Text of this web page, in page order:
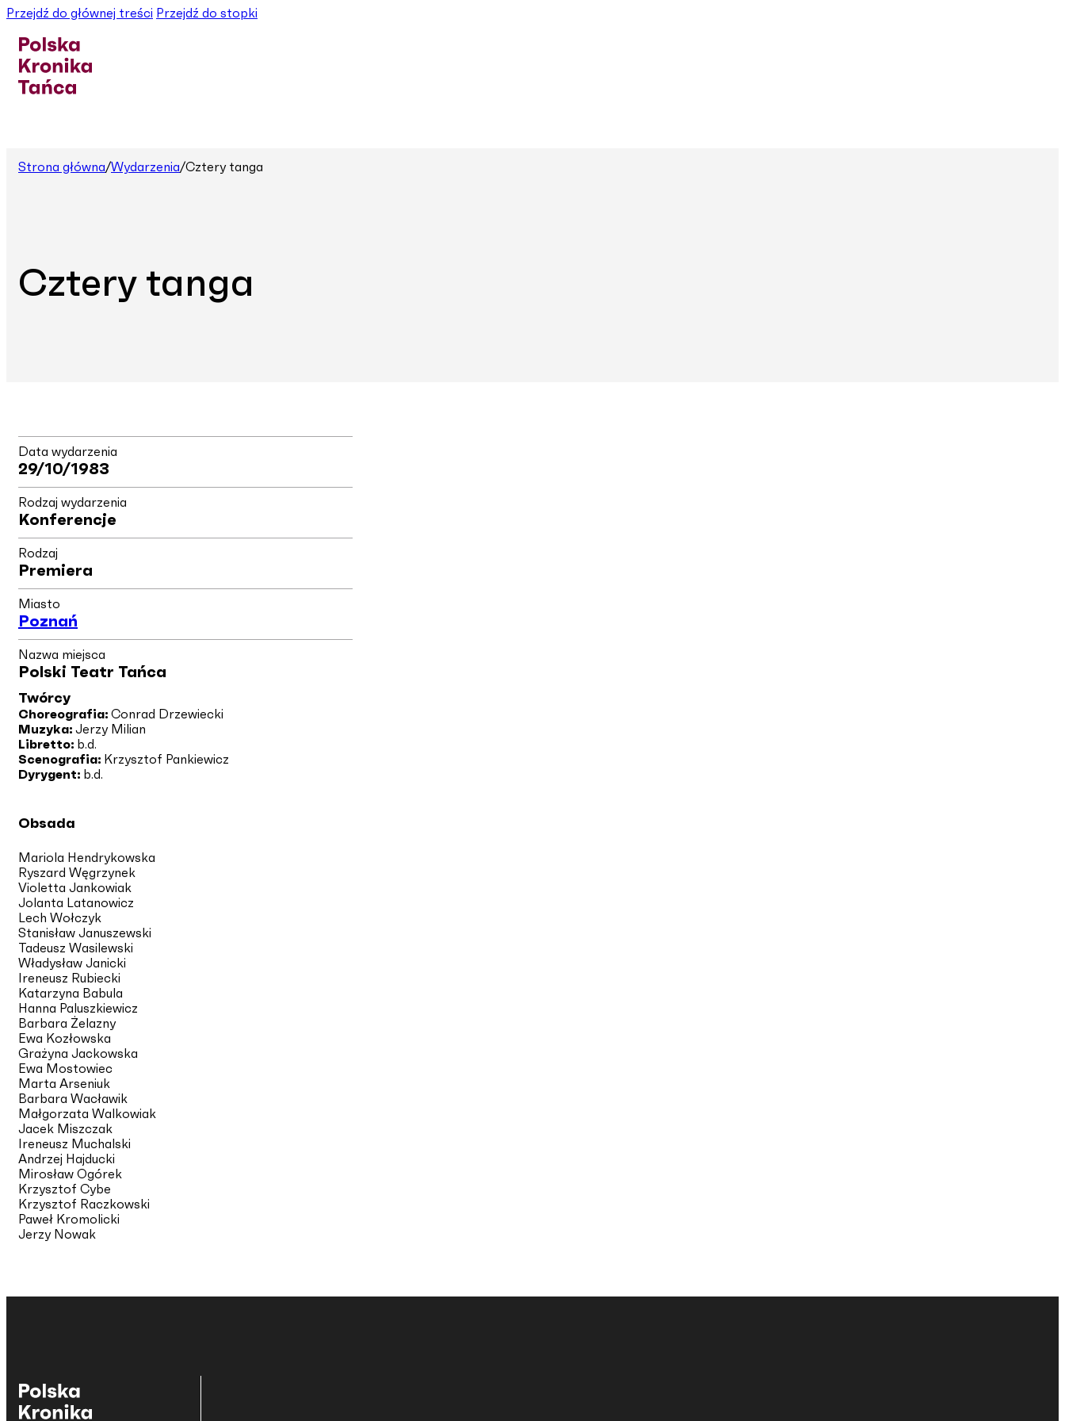
Przejdź do głównej treści Przejdź do stopki
Strona główna/Wydarzenia/Cztery tanga
Cztery tanga
Data wydarzenia
29/10/1983
Rodzaj wydarzenia
Konferencje
Rodzaj
Premiera
Miasto
Poznań
Nazwa miejsca
Polski Teatr Tańca
Twórcy
Choreografia: Conrad Drzewiecki
Muzyka: Jerzy Milian
Libretto: b.d.
Scenografia: Krzysztof Pankiewicz
Dyrygent: b.d.
Obsada
Mariola Hendrykowska
Ryszard Węgrzynek
Violetta Jankowiak
Jolanta Latanowicz
Lech Wołczyk
Stanisław Januszewski
Tadeusz Wasilewski
Władysław Janicki
Ireneusz Rubiecki
Katarzyna Babula
Hanna Paluszkiewicz
Barbara Żelazny
Ewa Kozłowska
Grażyna Jackowska
Ewa Mostowiec
Marta Arseniuk
Barbara Wacławik
Małgorzata Walkowiak
Jacek Miszczak
Ireneusz Muchalski
Andrzej Hajducki
Mirosław Ogórek
Krzysztof Cybe
Krzysztof Raczkowski
Paweł Kromolicki
Jerzy Nowak